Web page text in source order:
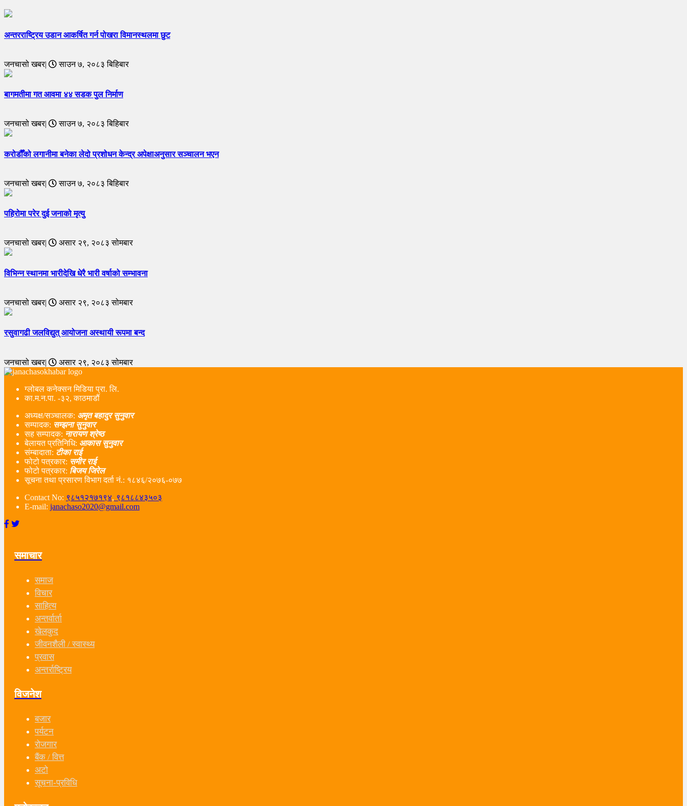
अन्तरराष्ट्रिय उडान आकर्षित गर्न पोखरा विमानस्थलमा छुट
जनचासो खबर| साउन ७, २०८३ बिहिबार
बागमतीमा गत आवमा ४४ सडक पुल निर्माण
जनचासो खबर| साउन ७, २०८३ बिहिबार
करोडौँको लगानीमा बनेका लेदो प्रशोधन केन्द्र अपेक्षाअनुसार सञ्चालन भएन
जनचासो खबर| साउन ७, २०८३ बिहिबार
पहिरोमा परेर दुई जनाको मृत्यु
जनचासो खबर| असार २९, २०८३ सोमबार
विभिन्न स्थानमा भारीदेखि धेरै भारी वर्षाको सम्भावना
जनचासो खबर| असार २९, २०८३ सोमबार
रसुवागढी जलविद्युत् आयोजना अस्थायी रूपमा बन्द
जनचासो खबर| असार २९, २०८३ सोमबार
ग्लोबल कनेक्सन मिडिया प्रा. लि.
का.म.न.पा. -३२, काठमाडौं
अध्यक्ष/सञ्चालक: अमृत बहादुर सुनुवार
सम्पादक: सम्झना सुनुवार
सह सम्पादक: नारायण श्रेष्ठ
बेलायत प्रतिनिधि: आकास सुनुवार
संम्बादाता: टीका राई
फोटो पत्रकार: समीर राई
फोटो पत्रकार: बिजय जिरेल
सूचना तथा प्रसारण विभाग दर्ता नं‌.: १८४६/२०७६-०७७
Contact No: ९८५१२१७१९४, ९८१८८४३५०३
E-mail: janachaso2020@gmail.com
समाचार
समाज
विचार
साहित्य
अन्तर्वार्ता
खेलकुद
जीवनशैली / स्वास्थ्य
प्रवास
अन्तर्राष्ट्रिय
विजनेश
बजार
पर्यटन
रोजगार
बैंक / वित्त
अटो
सूचना-प्रविधि